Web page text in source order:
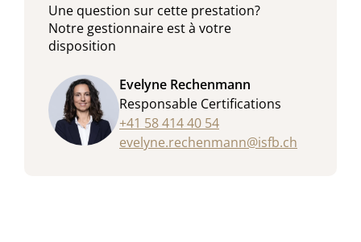
Une question sur cette prestation?
Notre gestionnaire est à votre
disposition
Evelyne Rechenmann
Responsable Certifications
+41 58 414 40 54
evelyne.rechenmann@isfb.ch